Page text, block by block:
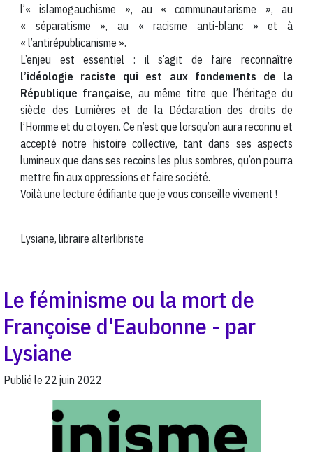
l’« islamogauchisme », au « communautarisme », au
« séparatisme », au « racisme anti-blanc » et à
« l’antirépublicanisme ».
L’enjeu est essentiel : il s’agit de faire reconnaître
l’idéologie raciste qui est aux fondements de la
République française, au même titre que l’héritage du
siècle des Lumières et de la Déclaration des droits de
l’Homme et du citoyen. Ce n’est que lorsqu’on aura reconnu et
accepté notre histoire collective, tant dans ses aspects
lumineux que dans ses recoins les plus sombres, qu’on pourra
mettre fin aux oppressions et faire société.
Voilà une lecture édifiante que je vous conseille vivement !
Lysiane, libraire alterlibriste
Le féminisme ou la mort de
Françoise d'Eaubonne - par
Lysiane
Publié le 22 juin 2022